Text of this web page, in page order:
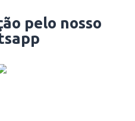
pelo nosso